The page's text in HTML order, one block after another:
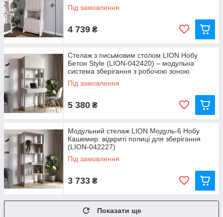
Під замовлення
4 739 ₴
Стелаж з письмовим столом LION Нобу
Бетон Style (LION-042420) – модульна
система зберігання з робочою зоною
Під замовлення
5 380 ₴
Модульний стелаж LION Модуль-6 Нобу
Кашемир: відкриті полиці для зберігання
(LION-042227)
Під замовлення
3 733 ₴
Показати ще